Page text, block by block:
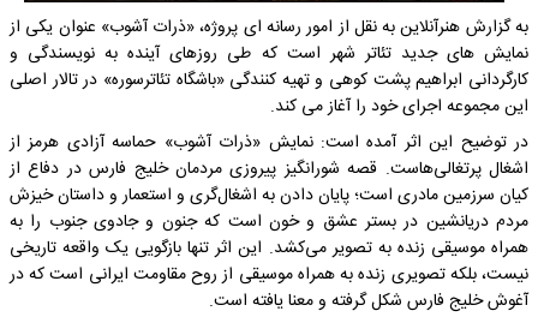
به گزارش هنرآنلاین به نقل از امور رسانه ای پروژه، «ذرات آشوب» عنوان یکی از
نمایش های جدید تئاتر شهر است که طی روزهای آینده به نویسندگی و
کارگردانی ابراهیم پشت کوهی و تهیه کنندگی «باشگاه تئاترسوره» در تالار اصلی
این مجموعه اجرای خود را آغاز می کند.
در توضیح این اثر آمده است: نمایش «ذرات آشوب» حماسه آزادی هرمز از
اشغال پرتغالی‌هاست. قصه شورانگیز پیروزی مردمان خلیج فارس در دفاع از
کیان سرزمین مادری است؛ پایان دادن به اشغال‌گری و استعمار و داستان خیزش
مردم دریانشین در بستر عشق و خون است که جنون و جادوی جنوب را به
همراه موسیقی زنده به تصویر می‌کشد. این اثر تنها بازگویی یک واقعه تاریخی
نیست، بلکه تصویری زنده به همراه موسیقی از روح مقاومت ایرانی است که در
آغوش خلیج فارس شکل گرفته و معنا یافته است.